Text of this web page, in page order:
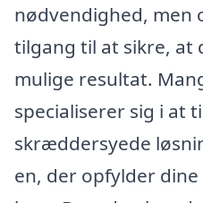
nødvendighed, men
tilgang til at sikre, at
mulige resultat.
specialiserer sig i at
skræddersyede
en, der opfylder